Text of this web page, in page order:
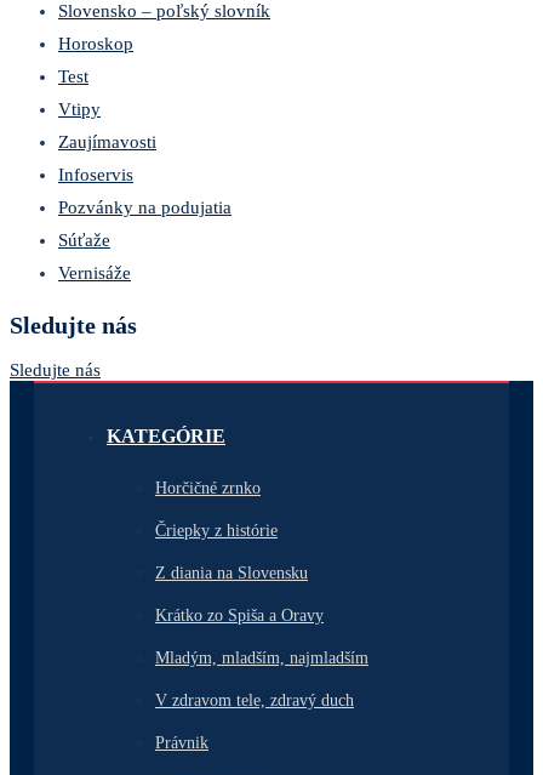
Slovensko – poľský slovník
Horoskop
Test
Vtipy
Zaujímavosti
Infoservis
Pozvánky na podujatia
Súťaže
Vernisáže
Sledujte nás
Sledujte nás
KATEGÓRIE
Horčičné zrnko
Čriepky z histórie
Z diania na Slovensku
Krátko zo Spiša a Oravy
Mladým, mladším, najmladším
V zdravom tele, zdravý duch
Právnik